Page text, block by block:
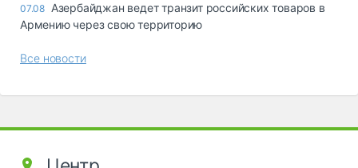
07.08 Азербайджан ведет транзит российских товаров в
Армению через свою территорию
Все новости